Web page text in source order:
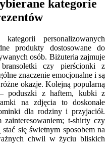
kategorie
personalizowanych
produkty dostosowane do
osób. Biżuteria zajmuje
czy pierścionki z
znaczenie emocjonalne i są
okazje. Kolejną popularną
poduszki z haftem, kubki z
na zdjęcia to doskonałe
dla rodziny i przyjaciół.
t-shirty czy
się świetnym sposobem na
chwil w życiu bliskich